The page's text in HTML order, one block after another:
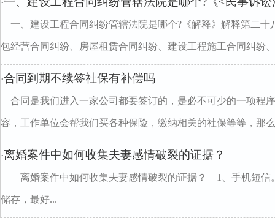
·
一、建设工程合同纠纷管辖法院是哪个?《解释》解释第二十
包经营合同纠纷、房屋租赁合同纠纷、建设工程施工合同纠纷
·合同到期不续签社保有补偿吗
合同是我们进入一家公司都要签订的，是必不可少的一项程
容，工作单位会帮我们买各种保险，缴纳相关的社保等等，那
·离婚案件中如何收集夫妻感情破裂的证据？
离婚案件中如何收集夫妻感情破裂的证据？ 1、手机短信
储存，最好...